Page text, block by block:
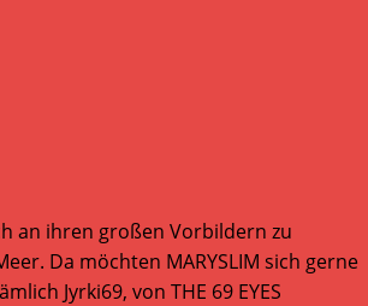
an ihren großen Vorbildern zu
Da möchten MARYSLIM sich gerne
Jyrki69, von THE 69 EYES